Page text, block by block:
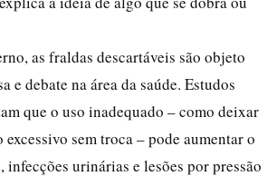
as fraldas descartáveis são objeto
e debate na área da saúde. Estudos
que o uso inadequado – como deixar
sem troca – pode aumentar o
infecções urinárias e lesões por pressão